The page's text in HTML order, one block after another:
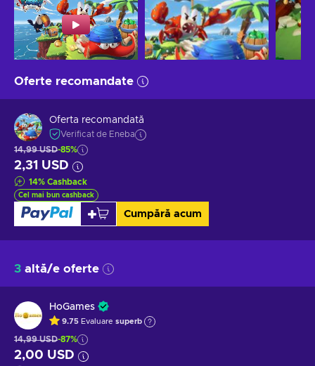
Oferte recomandate
Oferta recomandată
Verificat de Eneba
14,99 USD-85%
2,31 USD
14% Cashback
Cel mai bun cashback
Cumpără acum
3 altă/e oferte
HoGames
9.75 Evaluare superb
14,99 USD-87%
2,00 USD